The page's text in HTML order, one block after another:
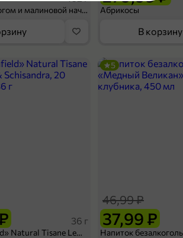
термоформаж с газовым
наполнением
котлеты
Шосон с творогом и малиновой начинкой, 102 г Абрикосы
В корзину
36 г
Чай «Greenfield» Natural Tisane Lemongrass & Schisandra, 20 пирамидок, 36 г
37,99 ₽
46,99 ₽
5